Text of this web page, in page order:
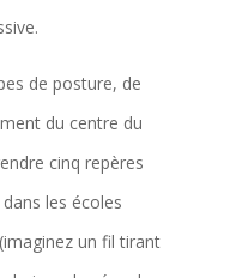
de posture, de
du centre du
cinq repères
les écoles
un fil tirant